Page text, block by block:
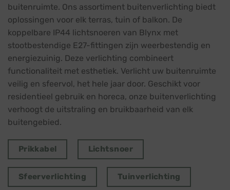
buitenruimte. Ons assortiment buitenverlichting biedt
oplossingen voor elk terras, tuin of balkon. De
koppelbare IP44 lichtsnoeren van Blynx met
stootbestendige E27-fittingen zijn weerbestendig en
energiezuinig. Deze verlichting combineert
functionaliteit met esthetiek. Verlicht uw buitenruimte
veilig en sfeervol, het hele jaar door. Geschikt voor
residentieel gebruik en horeca, onze buitenverlichting
verhoogt de uitstraling en bruikbaarheid van elk
buitengebied.
Prikkabel Lichtsnoer
Sfeerverlichting Tuinverlichting